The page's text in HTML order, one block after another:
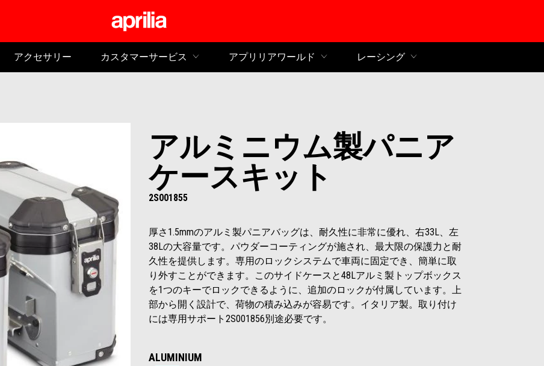
アクセサリー カスタマーサービス アプリリアワールド レーシング
アルミニウム製パニア
ケースキット
2S001855
厚さ1.5mmのアルミ製パニアバッグは、耐久性に非常に優れ、右33L、左
38Lの大容量です。パウダーコーティングが施され、最大限の保護力と耐
久性を提供します。専用のロックシステムで車両に固定でき、簡単に取
り外すことができます。このサイドケースと48Lアルミ製トップボックス
を1つのキーでロックできるように、追加のロックが付属しています。上
部から開く設計で、荷物の積み込みが容易です。イタリア製。取り付け
には専用サポート2S001856別途必要です。
ALUMINIUM